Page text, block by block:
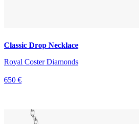
Classic Drop Necklace
Royal Coster Diamonds
650 €